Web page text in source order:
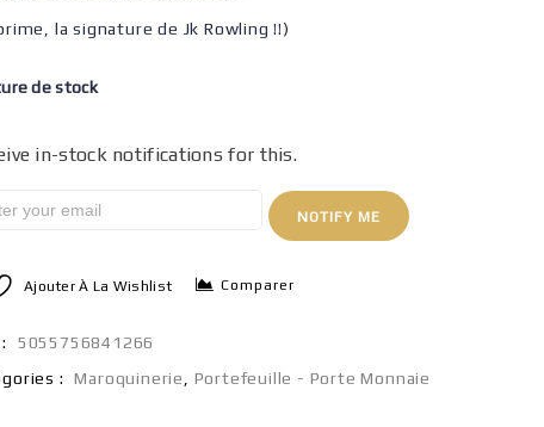
la signature de Jk Rowling !!)
de stock
in-stock notifications for this.
NOTIFY ME
Ajouter À La Wishlist Comparer
5055756841266
:
Maroquinerie Portefeuille - Porte Monnaie